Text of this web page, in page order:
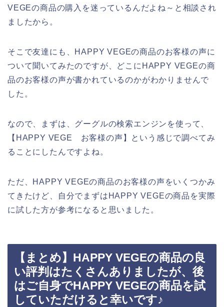
VEGEの商品の購入を迷っているんだよね～と相談され
ましたから。
そこで友達にも、HAPPY VEGEの商品のお客様の声に
ついて聞いてみたのですが、どこにHAPPY VEGEの商
品のお客様の声が書かれているのかがわかりませんで
した。
なので、まずは、グーグルの検索エンジンを使って、
【HAPPY VEGE お客様の声】という感じで調べてみ
ることにしたんですよね。
ただ、HAPPY VEGEの商品のお客様の声をいくつかみ
てきたけど、自分でまずはHAPPY VEGEの商品を実際
に試した方が参考になると思いました。
【まとめ】HAPPY VEGEの商品の良
い評判はたくさんありましたが、後
はご自身でHAPPY VEGEの商品を試
していただけると幸いです♪